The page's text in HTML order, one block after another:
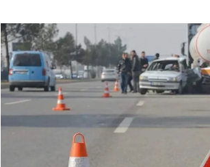
Kırıkkale
Batman
Şırnak